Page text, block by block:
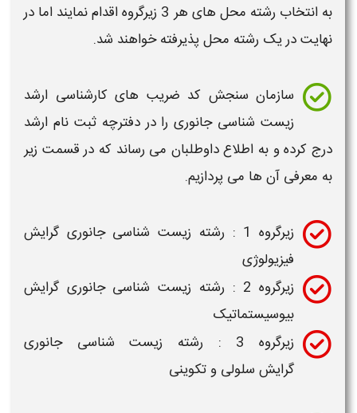
به انتخاب رشته محل های هر 3 زیرگروه اقدام نمایند اما در
نهایت در یک رشته محل پذیرفته خواهند شد.
سازمان سنجش کد ضریب های کارشناسی ارشد
زیست شناسی جانوری را در دفترچهثبت نام ارشد
درج کرده و به اطلاع داوطلبان می رساند که در قسمت زیر
به معرفی آن ها می پردازیم.
زیرگروه 1 : رشته زیست شناسی جانوری گرایش
فیزیولوژی
زیرگروه 2 : رشته
زیست شناسی جانوری گرایش
بیوسیستماتیک
زیرگروه 3 : رشته
زیست شناسی جانوری
گرایش سلولی و تكوینی